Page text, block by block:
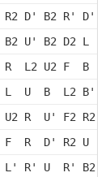
R2 D' B2 R' D'
U' B2 D2 L
L2 U2 F  B
L  U  B  L2
U2 R  U' F2 R2
R  D' R2 U
L' R' U  R' B2